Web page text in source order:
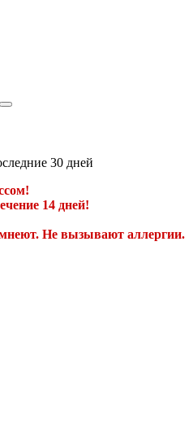
30 дней
14 дней!
Не вызывают аллергии.